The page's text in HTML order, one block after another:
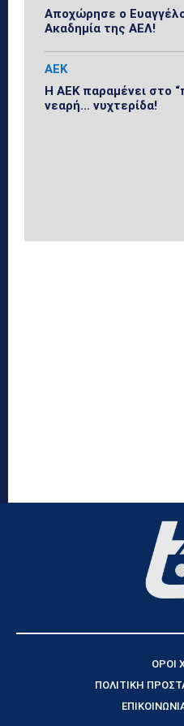
Αποχώρησε ο
Ακαδημία της ΑΕΛ!
ΑΕΚ
Η ΑΕΚ παραμένει στο
νεαρή… νυχτερίδα!
ΟΡΟΙ
ΠΟΛΙΤΙΚΗ